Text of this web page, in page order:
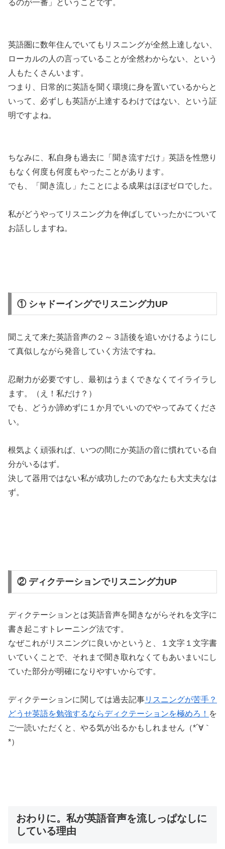
るのが一番」 ということです。
英語圏に数年住んでいてもリスニングが全然上達しない、
ローカルの人の言っていることが全然わからない、という
人もたくさんいます。
つまり、日常的に英語を聞く環境に身を置いているからと
いって、必ずしも英語が上達するわけではない、という証
明ですよね。
ちなみに、 私自身も過去に「聞き流すだけ」英語を性懲り
もなく何度も何度もやったことがあります。
でも、「聞き流し」たことによる 成果はほぼゼロ でした。
私がどうやってリスニング力を伸ばしていったかについて
お話ししますね。
① シャドーイングでリスニング力UP
聞こえて来た英語音声の２～３語後を追いかけるようにし
て真似しながら発音していく方法ですね。
忍耐力が必要ですし、最初はうまくできなくてイライラし
ます。（え！私だけ？）
でも、どうか諦めずに１か月でいいのでやってみてくださ
い。
根気よく頑張れば、いつの間にか英語の音に慣れている自
分がいるはず。
決して器用ではない私が成功したのであなたも大丈夫なは
ず。
② ディクテーションでリスニング力UP
ディクテーションとは英語音声を聞きながらそれを文字に
書き起こすトレーニング法です。
なぜこれがリスニングに良いかというと、
１文字１文字書
いていくことで、それまで聞き取れなくてもあいまいにし
ていた部分が明確になりやすいからです。
ディクテーションに関しては過去記事リスニングが苦手？
どうせ英語を勉強するならディクテーションを極めろ！ を
ご一読いただくと、やる気が出るかもしれません（*´∀｀
*）
おわりに。私が英語音声を流しっぱなしに
している理由